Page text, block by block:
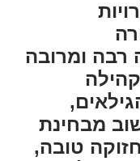
רבה ומרובה
מבחינת
טובה,